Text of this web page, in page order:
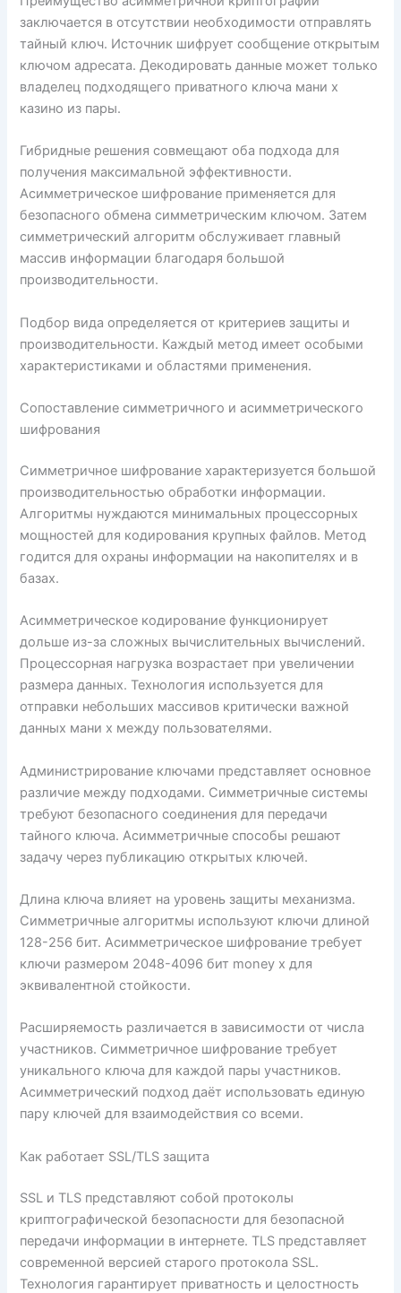
заключается в отсутствии необходимости отправлять
тайный ключ. Источник шифрует сообщение открытым
ключом адресата. Декодировать данные может только
владелец подходящего приватного ключа мани х
казино из пары.
Гибридные решения совмещают оба подхода для
получения максимальной эффективности.
Асимметрическое шифрование применяется для
безопасного обмена симметрическим ключом. Затем
симметрический алгоритм обслуживает главный
массив информации благодаря большой
производительности.
Подбор вида определяется от критериев защиты и
производительности. Каждый метод имеет особыми
характеристиками и областями применения.
Сопоставление симметричного и асимметрического
шифрования
Симметричное шифрование характеризуется большой
производительностью обработки информации.
Алгоритмы нуждаются минимальных процессорных
мощностей для кодирования крупных файлов. Метод
годится для охраны информации на накопителях и в
базах.
Асимметрическое кодирование функционирует
дольше из-за сложных вычислительных вычислений.
Процессорная нагрузка возрастает при увеличении
размера данных. Технология используется для
отправки небольших массивов критически важной
данных мани х между пользователями.
Администрирование ключами представляет основное
различие между подходами. Симметричные системы
требуют безопасного соединения для передачи
тайного ключа. Асимметричные способы решают
задачу через публикацию открытых ключей.
Длина ключа влияет на уровень защиты механизма.
Симметричные алгоритмы используют ключи длиной
128-256 бит. Асимметрическое шифрование требует
ключи размером 2048-4096 бит money x для
эквивалентной стойкости.
Расширяемость различается в зависимости от числа
участников. Симметричное шифрование требует
уникального ключа для каждой пары участников.
Асимметрический подход даёт использовать единую
пару ключей для взаимодействия со всеми.
Как работает SSL/TLS защита
SSL и TLS представляют собой протоколы
криптографической безопасности для безопасной
передачи информации в интернете. TLS представляет
современной версией старого протокола SSL.
Технология гарантирует приватность и целостность